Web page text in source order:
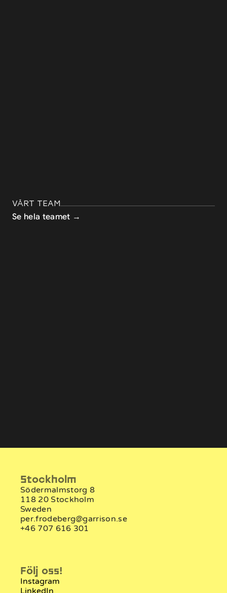
VÅRT TEAM
Se hela teamet →
Stockholm
Södermalmstorg 8
118 20 Stockholm
Sweden
per.frodeberg@garrison.se
+46 707 616 301
Följ oss!
Instagram
LinkedIn